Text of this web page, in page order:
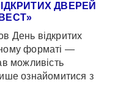
ДВЕРЕЙ
День відкритих
форматі —
можливість
ознайомитися з